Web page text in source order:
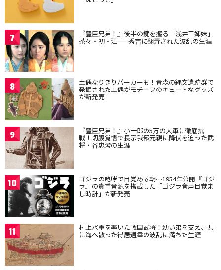
7 『豊臣兄弟！』後半の鍵を握る「浅井三姉妹」
茶々・初・江——秀吉に翻弄された波乱の生涯
8 土偶なりきりパーカーも！青森の縄文遺跡群で
発掘された土偶がモチーフのキュートなグッズ
が新発売
9 『豊臣兄弟！』小一郎の5万の大軍に徹底抗
戦！切腹覚悟で長宗我部元親に降伏を迫った武
将・谷忠澄の生涯
10 ゴジラの咆哮で目覚める朝…1954年公開『ゴジ
ラ』の貴重音源を搭載した「ゴジラ音声目覚ま
し時計」が新発売
11 村上水軍を率いた戦国武将！幼い弟を支え、共
に海へ散った得居通幸の波乱に満ちた生涯